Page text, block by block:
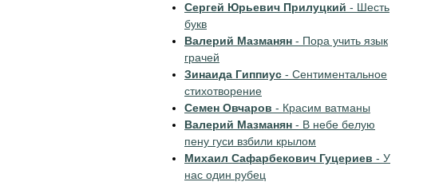
Сергей Юрьевич Прилуцкий - Шесть
букв
Валерий Мазманян - Пора учить язык
грачей
Зинаида Гиппиус - Сентиментальное
стихотворение
Семен Овчаров - Красим ватманы
Валерий Мазманян - В небе белую
пену гуси взбили крылом
Михаил Сафарбекович Гуцериев - У
нас один рубец